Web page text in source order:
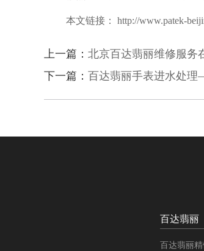
本文链接： http://www.patek-
上一篇： 北京百达翡丽维修服务
下一篇： 百达翡丽手表进水处理
百达翡丽
百达翡丽